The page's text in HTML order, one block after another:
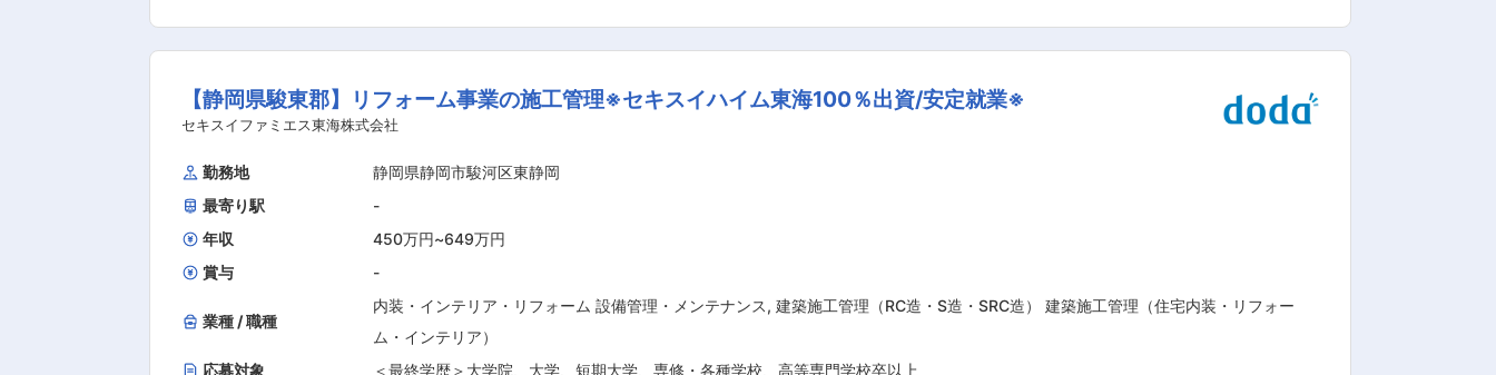
報収集、仕入先開拓、長期的な関係構築 ・営業部門、物流部門との連携 └ 営業からの顧客ニーズ共有、商品提案の支援、物流・総務部門との
調整 ・地域に応じた商品戦略への関与 └ 地域の売れ筋や顧客特性を踏まえた商品提案、主力商品の育成、粗利改善、在庫適正化 ■入社後のイ
主力商品の育成、新規仕入先の開拓、粗利改善、在庫適正化、支店の商品戦略にも関わっていただくことを期待しています。 ■当社の強み ・
全国展開→当社は全国に支店を構えているため、全国展開の外食チェーン企業のニーズにもお答えできます ・外食産業の中でのブランド力→
業界で確かな知名度を誇り、お客様にも安心してお取引いただいております ・豊富な商品ラインナップ→お客様が求める価格・品質等の細か
【静岡県駿東郡】リフォーム事業の施工管理※セキスイハイム東海100％出資/安定就業※
セキスイファミエス東海株式会社
勤務地
静岡県静岡市駿河区東静岡
最寄り駅
-
年収
450万円~649万円
賞与
-
業種 / 職種
内装・インテリア・リフォーム 設備管理・メンテナンス, 建築施工管理（RC造・S造・SRC造） 建築施工管理（住宅内装・リフォー
ム・インテリア）
応募対象
＜最終学歴＞大学院、大学、短期大学、専修・各種学校、高等専門学校卒以上